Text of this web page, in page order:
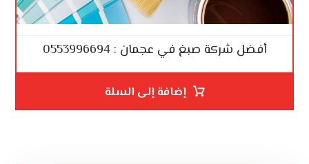
أفضل شركة صبغ في عجمان : 0553996694
إضافة إلى السلة